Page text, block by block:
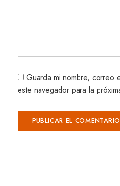
Guarda mi nombre, correo
este navegador para la